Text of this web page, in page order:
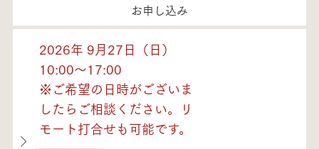
お申し込み
2026年 9月27日（日）
10:00～17:00
※ご希望の日時がございま
したらご相談ください。リ
モート打合せも可能です。